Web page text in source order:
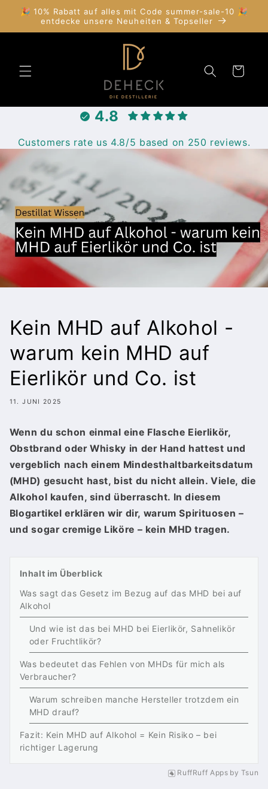
zum
Inhalt
🎉 10% Rabatt auf alles mit Code summer-sale-10 🎉
entdecke unsere Neuheiten & Topseller
Warenkorb
4.8
Customers rate us 4.8/5 based on 250 reviews.
Kein MHD auf Alkohol -
warum kein MHD auf
Eierlikör und Co. ist
11. JUNI 2025
Wenn du schon einmal eine Flasche Eierlikör,
Obstbrand oder Whisky in der Hand hattest und
vergeblich nach einem Mindesthaltbarkeitsdatum
(MHD) gesucht hast, bist du nicht allein. Viele, die
Alkohol kaufen, sind überrascht. In diesem
Blogartikel erklären wir dir, warum Spirituosen –
und sogar cremige Liköre – kein MHD tragen.
Inhalt im Überblick
Was sagt das Gesetz im Bezug auf das MHD bei auf
Alkohol
Und wie ist das bei MHD bei Eierlikör, Sahnelikör
oder Fruchtlikör?
Was bedeutet das Fehlen von MHDs für mich als
Verbraucher?
Warum schreiben manche Hersteller trotzdem ein
MHD drauf?
Fazit: Kein MHD auf Alkohol = Kein Risiko – bei
richtiger Lagerung
RuffRuff Apps by Tsun